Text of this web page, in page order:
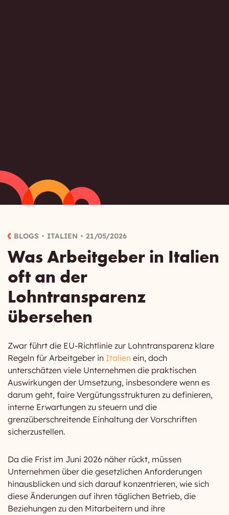
BLOGS ITALIEN 21/05/2026
Was Arbeitgeber in Italien
oft an der
Lohntransparenz
übersehen
Zwar führt die EU-Richtlinie zur Lohntransparenz klare
Regeln für Arbeitgeber in Italien ein, doch
unterschätzen viele Unternehmen die praktischen
Auswirkungen der Umsetzung, insbesondere wenn es
darum geht, faire Vergütungsstrukturen zu definieren,
interne Erwartungen zu steuern und die
grenzüberschreitende Einhaltung der Vorschriften
sicherzustellen.
Da die Frist im Juni 2026 näher rückt, müssen
Unternehmen über die gesetzlichen Anforderungen
hinausblicken und sich darauf konzentrieren, wie sich
diese Änderungen auf ihren täglichen Betrieb, die
Beziehungen zu den Mitarbeitern und ihre